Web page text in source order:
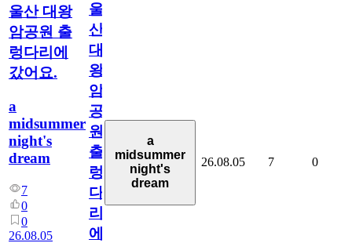
울산 대왕
암공원 출
렁다리에
갔어요.
a
midsummer
night's
dream
7
0
0
26.08.05
울
산
대
왕
암
공
원
출
렁
다
리
에
a
midsummer
night's
dream
26.08.05 7 0